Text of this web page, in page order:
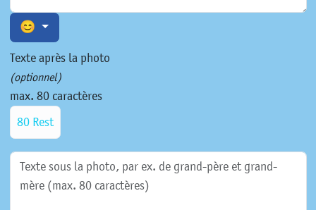
😊
Texte après la photo
(optionnel)
max. 80 caractères
80 Rest